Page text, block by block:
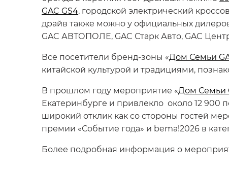
GAC GS4, городской электрический
драйв также можно у официальных
GAC АВТОПОЛЕ, GAC Старк Авто, GAC
Все посетители бренд-зоны «Дом Семьи
китайской культурой и традициями,
В прошлом году мероприятие «Дом Семьи
Екатеринбурге и привлекло около 12 900
широкий отклик как со стороны гостей
премии «Событие года» и bema!2026 в
Более подробная информация о